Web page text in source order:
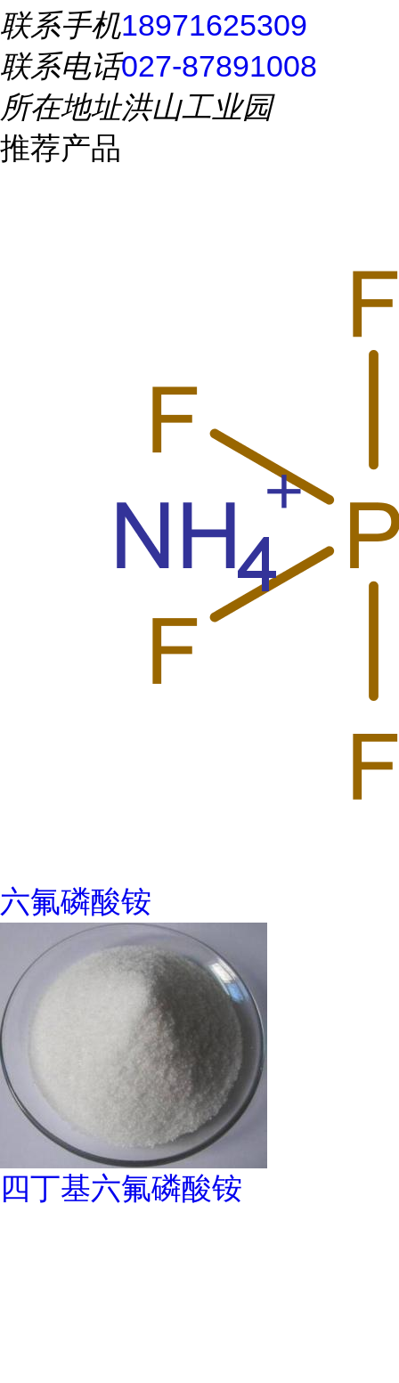
联系手机18971625309
联系电话027-87891008
所在地址洪山工业园
推荐产品
六氟磷酸铵
四丁基六氟磷酸铵